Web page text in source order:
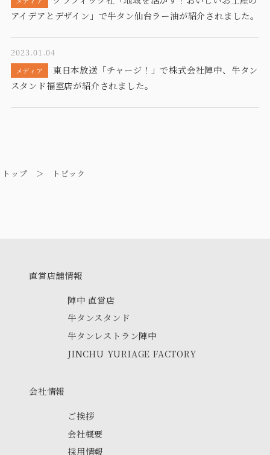
アイデアとデザイン」で牛タン仙台ラー油が紹介されました。
2023.01.04
メディア
東日本放送「チャージ！」で株式会社陣中、牛タン
スタンド福室店が紹介されました。
トップ ＞ トピック
直営店舗情報
陣中 直営店
牛タンスタンド
牛タンレストラン陣中
JINCHU YURIAGE FACTORY
会社情報
ご挨拶
会社概要
採用情報